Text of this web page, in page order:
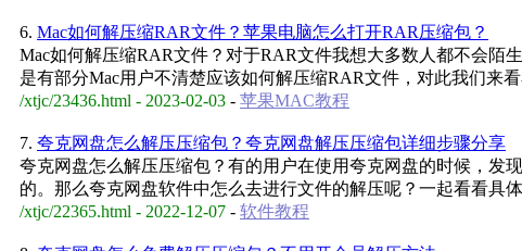
6. Mac如何解压缩RAR文件？苹果电脑怎么打开RAR压缩包？
Mac如何解压缩RAR文件？对于RAR文件我想大多数人都不会陌
是有部分Mac用户不清楚应该如何解压缩RAR文件，对此我们来
/xtjc/23436.html - 2023-02-03 - 苹果MAC教程
7. 夸克网盘怎么解压压缩包？夸克网盘解压压缩包详细步骤分享
夸克网盘怎么解压压缩包？有的用户在使用夸克网盘的时候，发
的。那么夸克网盘软件中怎么去进行文件的解压呢？一起看看具体
/xtjc/22365.html - 2022-12-07 - 软件教程